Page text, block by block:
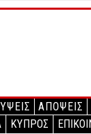
ΑΠΟΨΕΙΣ
ΚΥΠΡΟΣ